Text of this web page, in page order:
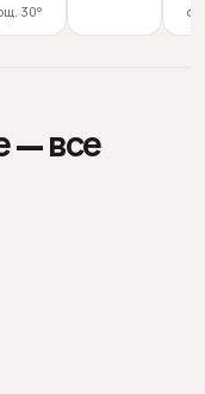
30°
— все